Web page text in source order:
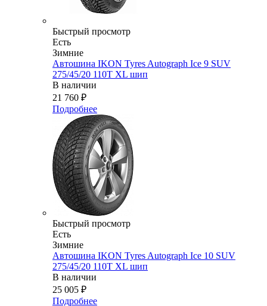
Быстрый просмотр
Есть
Зимние
Автошина IKON Tyres Autograph Ice 9 SUV
275/45/20 110T XL шип
В наличии
21 760 ₽
Подробнее
Быстрый просмотр
Есть
Зимние
Автошина IKON Tyres Autograph Ice 10 SUV
275/45/20 110T XL шип
В наличии
25 005 ₽
Подробнее